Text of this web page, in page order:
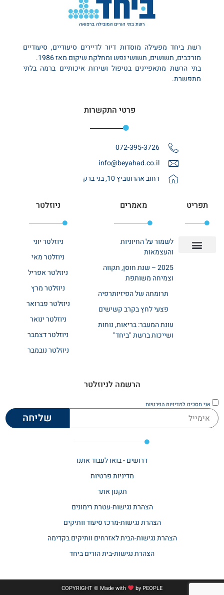
רשת ביחד מפעילה מוסדות דיור לדיירים סיעודיים, סיעודיים
מורכבים, תשושים, תשושי נפש ומחלקת שיקום מאז 1986.
בתי הרשת מתאפיינים בטיפול ושירות איכותיים ברמה בלתי
מתפשרת.
פרטי התקשרות
072-395-3726
info@beyahad.co.il
רחוב אהרונוביץ 10, בני ברק
תפריט מאמרים
לשמור על החיוניות
והעצמאות
2025 – שנת חוסן, תקווה
וצמיחה משותפת
תרומתה של הפיזיותרפיה
פצעי לחץ בקרב קשישים
עונת המעבר: בריאות, נוחות
ושייכות ברשת "ביחד"
ניוזלטר
ניוזלטר יוני
ניוזלטר מאי
ניוזלטר אפריל
ניוזלטר מרץ
ניוזלטר פברואר
ניוזלטר ינואר
ניוזלטר דצמבר
ניוזלטר נובמבר
הרשמה לניוזלטר
אני מסכים למדיניות הפרטיות
שליחה
דרושים - בואו לעבוד אתנו
מדיניות פרטיות
תקנון אתר​
הצהרת נגישות-עטרת רימונים
הצהרת נגישות-מרכז סיעוד וותיקים
הצהרת נגישות-הבית לאזרחים וותיקים בקדימה
הצהרת נגישות-בית הורים ביחד
COPYRIGHT © Made with by PEOPLE